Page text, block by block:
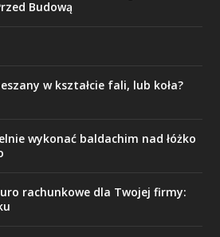
Budową
w kształcie fali, lub koła?
wykonać baldachim nad łóżko
rachunkowe dla Twojej firmy: